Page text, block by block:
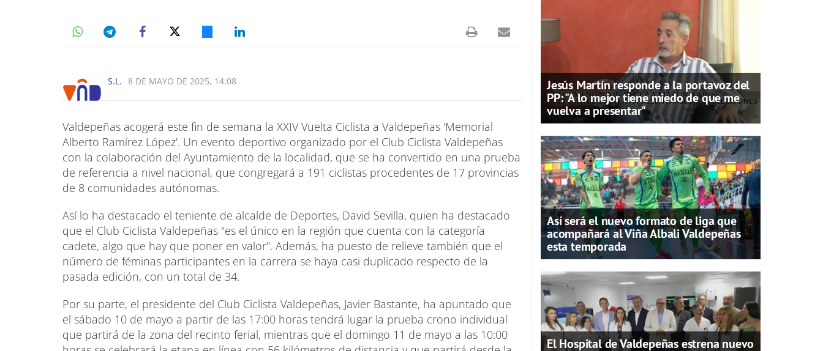
S.L. 8 DE MAYO DE 2025, 14:08
Valdepeñas acogerá este fin de semana la XXIV Vuelta Ciclista a Valdepeñas 'Memorial
Alberto Ramírez López'. Un evento deportivo organizado por el Club Ciclista Valdepeñas
con la colaboración del Ayuntamiento de la localidad, que se ha convertido en una prueba
de referencia a nivel nacional, que congregará a 191 ciclistas procedentes de 17 provincias
de 8 comunidades autónomas.
Así lo ha destacado el teniente de alcalde de Deportes, David Sevilla, quien ha destacado
que el Club Ciclista Valdepeñas "es el único en la región que cuenta con la categoría
cadete, algo que hay que poner en valor". Además, ha puesto de relieve también que el
número de féminas participantes en la carrera se haya casi duplicado respecto de la
pasada edición, con un total de 34.
Por su parte, el presidente del Club Ciclista Valdepeñas, Javier Bastante, ha apuntado que
el sábado 10 de mayo a partir de las 17:00 horas tendrá lugar la prueba crono individual
que partirá de la zona del recinto ferial, mientras que el domingo 11 de mayo a las 10:00
Jesús Martín responde a la portavoz del
PP: "A lo mejor tiene miedo de que me
vuelva a presentar"
Así será el nuevo formato de liga que
acompañará al Viña Albali Valdepeñas
esta temporada
El Hospital de Valdepeñas estrena nuevo